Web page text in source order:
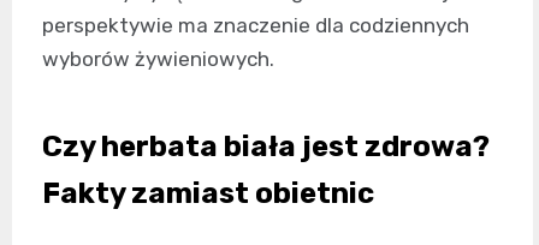
perspektywie ma znaczenie dla codziennych
wyborów żywieniowych.
Czy herbata biała jest zdrowa?
Fakty zamiast obietnic